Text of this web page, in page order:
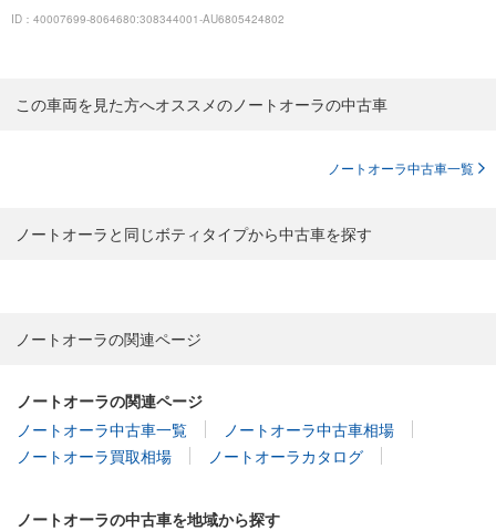
ID：40007699-8064680:308344001-AU6805424802
この車両を見た方へオススメのノートオーラの中古車
ノートオーラ中古車一覧
ノートオーラと同じボティタイプから中古車を探す
ノートオーラの関連ページ
ノートオーラの関連ページ
ノートオーラ中古車一覧
ノートオーラ中古車相場
ノートオーラ買取相場
ノートオーラカタログ
ノートオーラの中古車を地域から探す